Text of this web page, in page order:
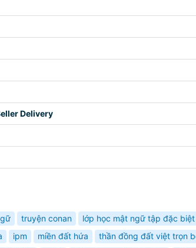
Delivery
truyện conan lớp học mật ngữ tập đặc biệt
ipm miền đất hứa thần đồng đất việt trọn